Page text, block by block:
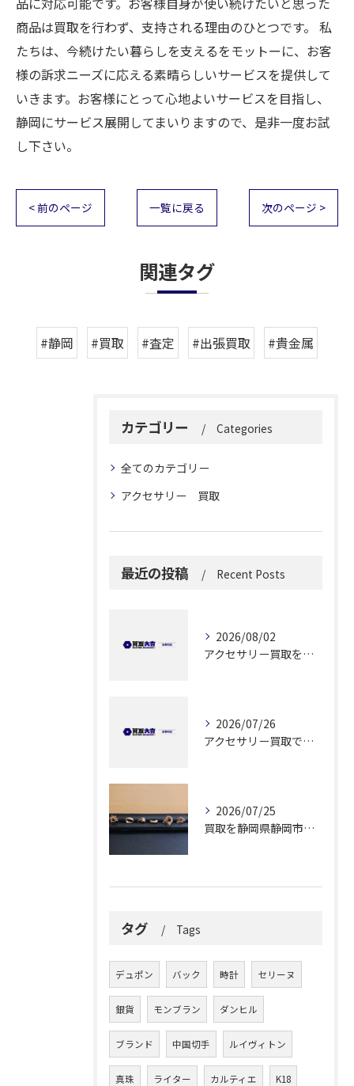
商品は買取を行わず、支持される理由のひとつです。 私
たちは、今続けたい暮らしを支えるをモットーに、お客
様の訴求ニーズに応える素晴らしいサービスを提供して
いきます。お客様にとって心地よいサービスを目指し、
静岡にサービス展開してまいりますので、是非一度お試
し下さい。
< 前のページ 一覧に戻る 次のページ >
関連タグ
#静岡 #買取 #査定 #出張買取 #貴金属
カテゴリー Categories
全てのカテゴリー
アクセサリー 買取
最近の投稿 Recent Posts
2026/08/02
アクセサリー買取を実施する前に知っておきたい高価売却と安全な手続きのポイント
2026/07/26
アクセサリー買取で納得できる解答を静岡県静岡市で見つけるためのポイント
2026/07/25
買取を静岡県静岡市でリング高価買取と査定無料で納得できる方法ガイド
タグ Tags
デュポン バック 時計 セリーヌ
銀貨 モンブラン ダンヒル
ブランド 中国切手 ルイヴィトン
真珠 ライター カルティエ K18